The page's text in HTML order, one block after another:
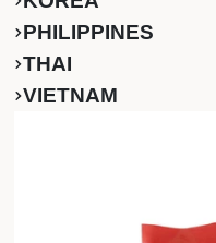
PHILIPPINES
THAI
VIETNAM